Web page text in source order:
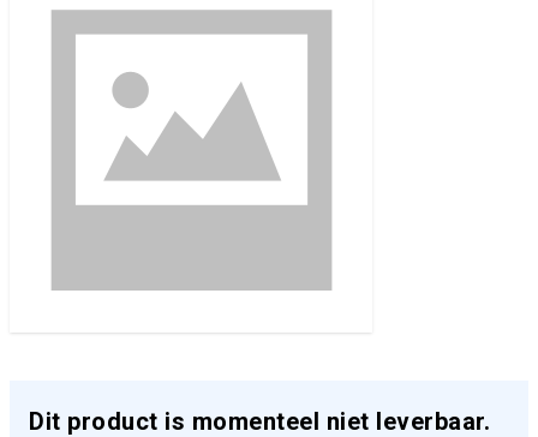
Dit product is momenteel niet leverbaar.